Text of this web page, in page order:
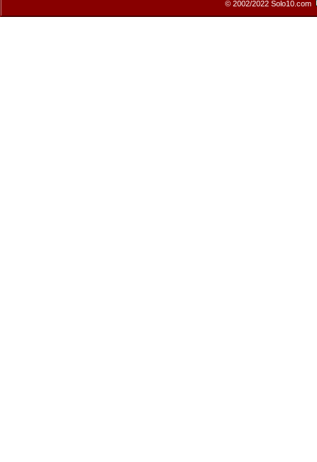
© 2002/2022 Solo10.com